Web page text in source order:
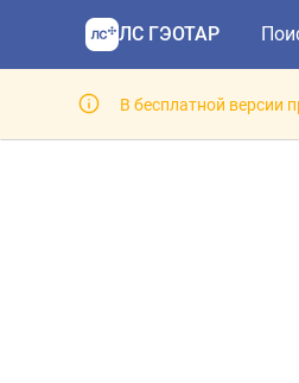
ЛС ГЭОТАР
В бесплатной версии